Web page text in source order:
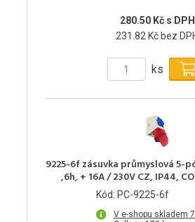
280.50 Kč s DPH
231.82 Kč bez
ks
9225-6f zásuvka průmyslová 5-
,6h, + 16A / 230V CZ, IP44,
Kód: PC-9225-6f
V e-shopu skladem